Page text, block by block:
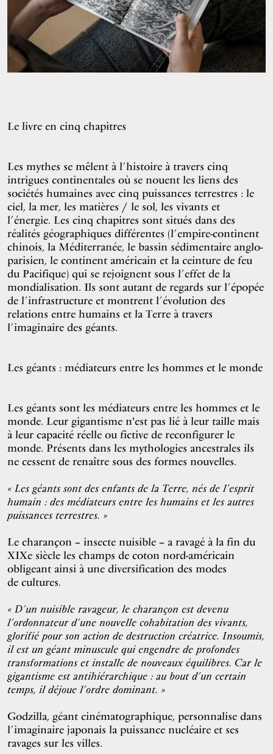
Le livre en cinq chapitres
Les mythes se mêlent à l’histoire à travers cinq
intrigues continentales où se nouent les liens des
sociétés humaines avec cinq puissances terrestres : le
ciel, la mer, les matières / le sol, les vivants et
l’énergie. Les cinq chapitres sont situés dans des
réalités géographiques différentes (l’empire-continent
chinois, la Méditerranée, le bassin sédimentaire anglo-
parisien, le continent américain et la ceinture de feu
du Pacifique) qui se rejoignent sous l’effet de la
mondialisation. Ils sont autant de regards sur l’épopée
de l’infrastructure et montrent l’évolution des
relations entre humains et la Terre à travers
l’imaginaire des géants.
Les géants : médiateurs entre les hommes et le monde
Les géants sont les médiateurs entre les hommes et le
monde. Leur gigantisme n'est pas lié à leur taille mais
à leur capacité réelle ou fictive de reconfigurer le
monde. Présents dans les mythologies ancestrales ils
ne cessent de renaître sous des formes nouvelles.
« Les géants sont des enfants de la Terre, nés de l’esprit
humain : des médiateurs entre les humains et les autres
puissances terrestres. »
Le charançon – insecte nuisible – a ravagé à la fin du
XIXe siècle les champs de coton nord-américain
obligeant ainsi à une diversification des modes
de cultures.
« D’un nuisible ravageur, le charançon est devenu
l’ordonnateur d’une nouvelle cohabitation des vivants,
glorifié pour son action de destruction créatrice. Insoumis,
il est un géant minuscule qui engendre de profondes
transformations et installe de nouveaux équilibres. Car le
gigantisme est antihiérarchique : au bout d’un certain
temps, il déjoue l’ordre dominant. »
Godzilla, géant cinématographique, personnalise dans
l’imaginaire japonais la puissance nucléaire et ses
ravages sur les villes.